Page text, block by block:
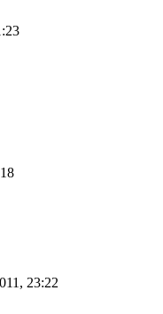
23:22